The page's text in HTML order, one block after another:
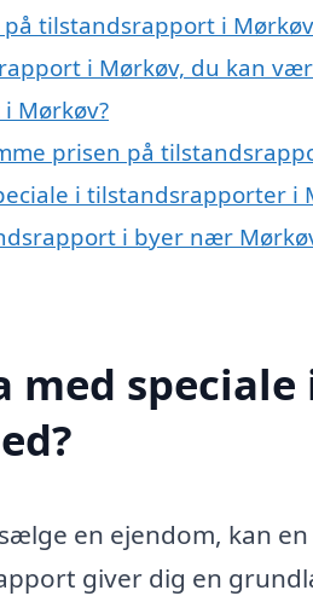
tilstandsrapport i Mørkøv
i Mørkøv, du kan
Mørkøv?
prisen på
i tilstandsrapporter i
i byer nær
med
en ejendom, kan
giver dig en